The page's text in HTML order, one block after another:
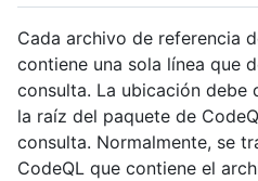
Cada archivo de referencia
contiene una sola línea que
consulta. La ubicación debe
la raíz del paquete de
consulta. Normalmente, se
CodeQL que contiene el